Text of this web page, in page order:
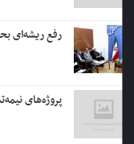
رفع ریشه‌ای
پروژه‌های